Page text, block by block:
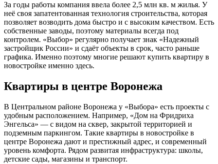
За годы работы компания ввела более 2,5 млн кв. м жилья. У
неё своя запатентованная технология строительства, которая
позволяет возводить дома быстро и с высоким качеством. Есть
собственные заводы, поэтому материалы всегда под
контролем. «Выбор» регулярно получает знак «Надежный
застройщик России» и сдаёт объекты в срок, часто раньше
графика. Именно поэтому многие решают купить квартиру в
новостройке именно здесь.
Квартиры в центре Воронежа
В Центральном районе Воронежа у «Выбора» есть проекты с
удобным расположением. Например, «Дом на Фридриха
Энгельса» — с видом на сквер, закрытой территорией и
подземным паркингом. Такие квартиры в новостройке в
центре Воронежа дают и престижный адрес, и современный
уровень комфорта. Рядом развитая инфраструктура: школы,
детские сады, магазины и транспорт.